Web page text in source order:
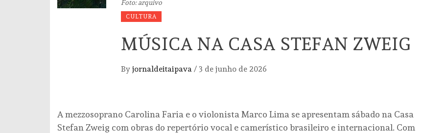
Foto: arquivo
CULTURA
MÚSICA NA CASA STEFAN ZWEIG
By jornaldeitaipava / 3 de junho de 2026
A mezzosoprano Carolina Faria e o violonista Marco Lima se apresentam sábado na Casa
Stefan Zweig com obras do repertório vocal e camerístico brasileiro e internacional. Com